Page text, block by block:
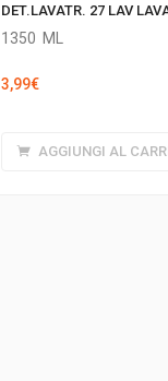
DET.LAVATR. 27 LAV
1350 ML
3,99€
AGGIUNGI AL